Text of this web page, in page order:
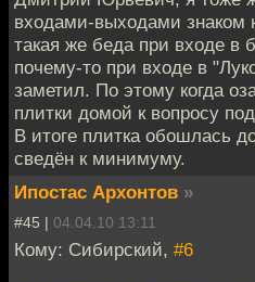
входами-выходами знаком
такая же беда при входе в
почему-то при входе в
заметил. По этому когда
плитки домой к вопросу
В итоге плитка обошлась
сведён к минимуму.
Ипостас Архонтов »
#45 | 04.04.10 13:11
Кому: Сибирский, #6